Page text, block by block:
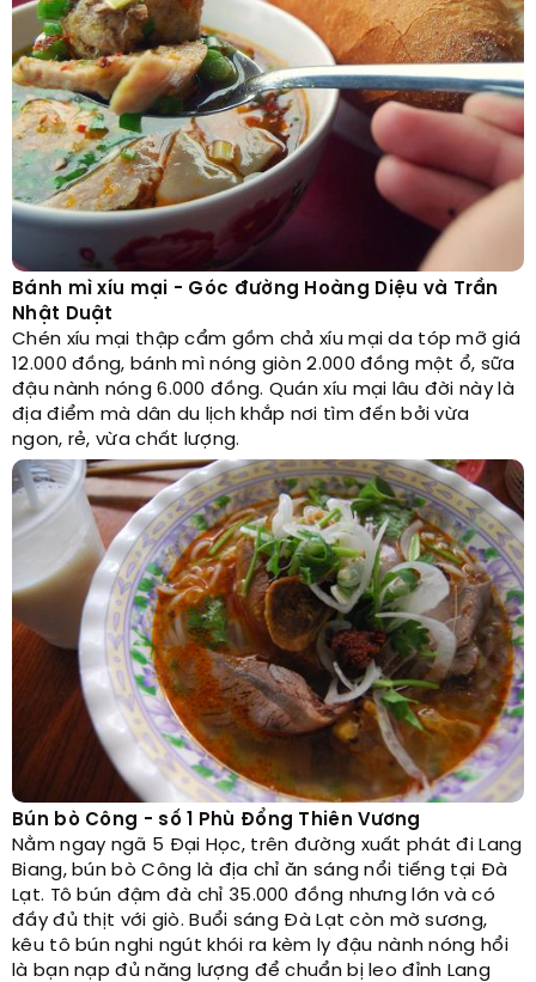
Bánh mì xíu mại - Góc đường Hoàng Diệu và Trần
Nhật Duật
Chén xíu mại thập cẩm gồm chả xíu mại da tóp mỡ giá
12.000 đồng, bánh mì nóng giòn 2.000 đồng một ổ, sữa
đậu nành nóng 6.000 đồng. Quán xíu mại lâu đời này là
địa điểm mà dân du lịch khắp nơi tìm đến bởi vừa
ngon, rẻ, vừa chất lượng.
Bún bò Công - số 1 Phù Đổng Thiên Vương
Nằm ngay ngã 5 Đại Học, trên đường xuất phát đi Lang
Biang, bún bò Công là địa chỉ ăn sáng nổi tiếng tại Đà
Lạt. Tô bún đậm đà chỉ 35.000 đồng nhưng lớn và có
đầy đủ thịt với giò. Buổi sáng Đà Lạt còn mờ sương,
kêu tô bún nghi ngút khói ra kèm ly đậu nành nóng hổi
là bạn nạp đủ năng lượng để chuẩn bị leo đỉnh Lang